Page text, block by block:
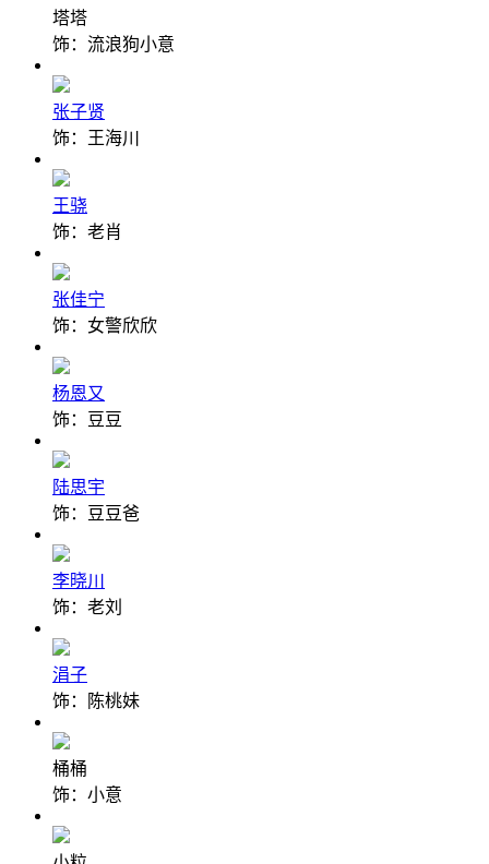
塔塔
饰：流浪狗小意
张子贤
饰：王海川
王骁
饰：老肖
张佳宁
饰：女警欣欣
杨恩又
饰：豆豆
陆思宇
饰：豆豆爸
李晓川
饰：老刘
涓子
饰：陈桃妹
桶桶
饰：小意